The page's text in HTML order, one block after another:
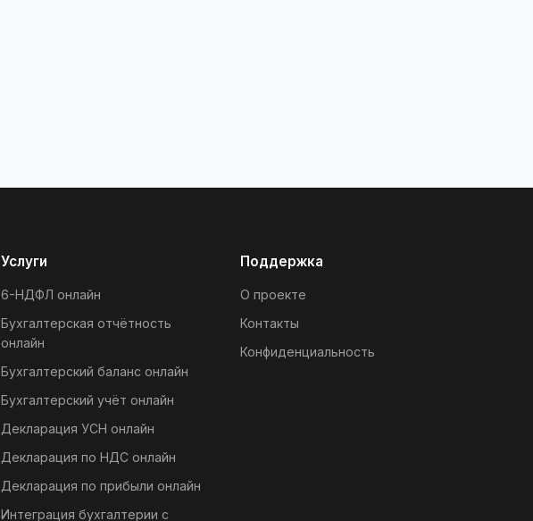
Услуги
6-НДФЛ онлайн
Бухгалтерская отчётность
онлайн
Бухгалтерский баланс онлайн
Бухгалтерский учёт онлайн
Декларация УСН онлайн
Декларация по НДС онлайн
Декларация по прибыли онлайн
Интеграция бухгалтерии с
Поддержка
О проекте
Контакты
Конфиденциальность